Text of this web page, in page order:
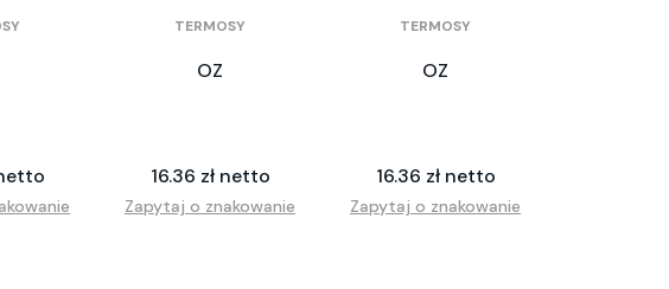
TERMOSY
OZ
16.36 zł netto
Zapytaj o znakowanie
TERMOSY
OZ
16.36 zł netto
Zapytaj o znakowanie